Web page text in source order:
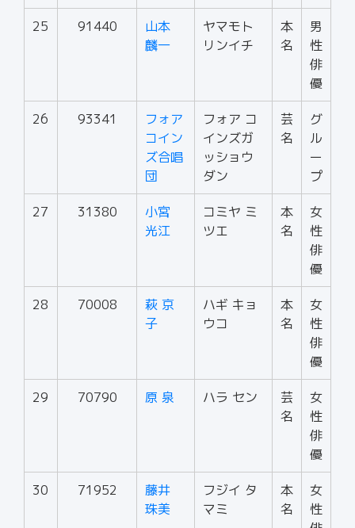
25 91440
山本
麟一
ヤマモト
リンイチ
本
名
男
性
俳
優
26 93341
フォア
コイン
ズ合唱
団
フォア コ
インズガ
ッショウ
ダン
芸
名
グ
ル
ー
プ
27 31380
小宮
光江
コミヤ ミ
ツエ
本
名
女
性
俳
優
28 70008
萩 京
子
ハギ キョ
ウコ
本
名
女
性
俳
優
29 70790 原 泉 ハラ セン
芸
名
女
性
俳
優
30 71952
藤井
珠美
フジイ タ
マミ
本
名
女
性